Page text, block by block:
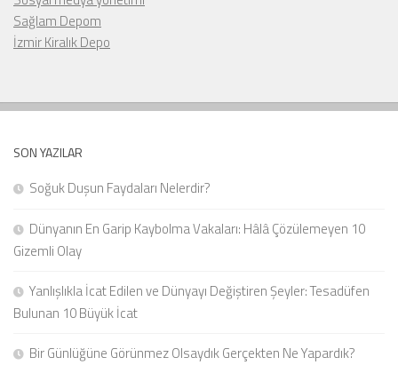
Sağlam Depom
İzmir Kiralık Depo
SON YAZILAR
Soğuk Duşun Faydaları Nelerdir?
Dünyanın En Garip Kaybolma Vakaları: Hâlâ Çözülemeyen 10
Gizemli Olay
Yanlışlıkla İcat Edilen ve Dünyayı Değiştiren Şeyler: Tesadüfen
Bulunan 10 Büyük İcat
Bir Günlüğüne Görünmez Olsaydık Gerçekten Ne Yapardık?